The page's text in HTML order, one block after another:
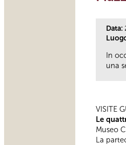
Data:
In
una
VISITE
Le
Museo
La